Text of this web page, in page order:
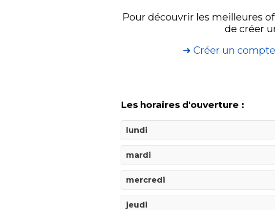
Pour découvrir les meilleures
de créer
➜ Créer un compte
Les horaires d'ouverture :
lundi
mardi
mercredi
jeudi